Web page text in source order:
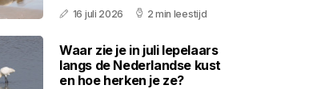
16 juli 2026 2 min leestijd
Waar zie je in juli lepelaars
langs de Nederlandse kust
en hoe herken je ze?